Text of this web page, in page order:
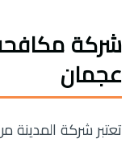
شركة
عجمان
تعتبر شركة